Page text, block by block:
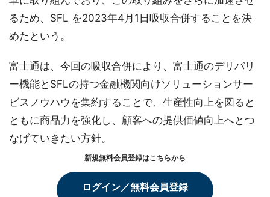
るため、SFL を2023年4月1日吸収合併することを決
めたという。
富士通は、今回の吸収合併により、富士通のデリバリ
ー機能とSFLの持つ金融機関向けソリューションサー
ビスノウハウを集約することで、生産性向上を図ると
ともに商品力を強化し、顧客への提供価値向上へとつ
なげていきたい方針。
新規無料会員登録はこちらから
ログイン／無料会員登録